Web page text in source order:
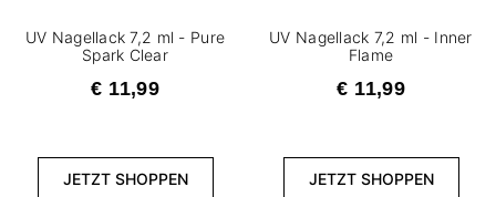
UV Nagellack 7,2 ml - Pure
Spark Clear
€ 11,99
JETZT SHOPPEN
UV Nagellack 7,2 ml - Inner
Flame
€ 11,99
JETZT SHOPPEN